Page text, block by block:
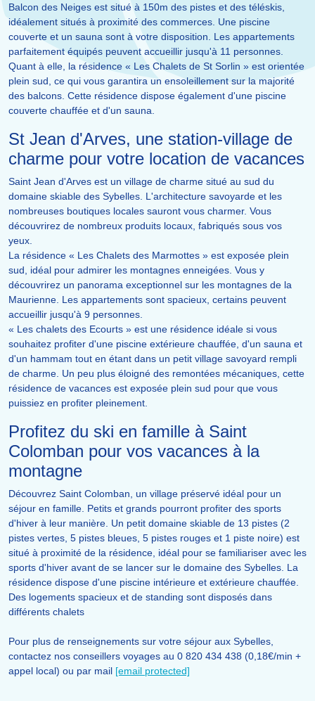
Balcon des Neiges est situé à 150m des pistes et des téléskis,
idéalement situés à proximité des commerces. Une piscine
couverte et un sauna sont à votre disposition. Les appartements
parfaitement équipés peuvent accueillir jusqu'à 11 personnes.
Quant à elle, la résidence « Les Chalets de St Sorlin » est orientée
plein sud, ce qui vous garantira un ensoleillement sur la majorité
des balcons. Cette résidence dispose également d'une piscine
couverte chauffée et d'un sauna.
St Jean d'Arves, une station-village de
charme pour votre location de vacances
Saint Jean d'Arves est un village de charme situé au sud du
domaine skiable des Sybelles. L'architecture savoyarde et les
nombreuses boutiques locales sauront vous charmer. Vous
découvrirez de nombreux produits locaux, fabriqués sous vos
yeux.
La résidence « Les Chalets des Marmottes » est exposée plein
sud, idéal pour admirer les montagnes enneigées. Vous y
découvrirez un panorama exceptionnel sur les montagnes de la
Maurienne. Les appartements sont spacieux, certains peuvent
accueillir jusqu'à 9 personnes.
« Les chalets des Ecourts » est une résidence idéale si vous
souhaitez profiter d'une piscine extérieure chauffée, d'un sauna et
d'un hammam tout en étant dans un petit village savoyard rempli
de charme. Un peu plus éloigné des remontées mécaniques, cette
résidence de vacances est exposée plein sud pour que vous
puissiez en profiter pleinement.
Profitez du ski en famille à Saint
Colomban pour vos vacances à la
montagne
Découvrez Saint Colomban, un village préservé idéal pour un
séjour en famille. Petits et grands pourront profiter des sports
d'hiver à leur manière. Un petit domaine skiable de 13 pistes (2
pistes vertes, 5 pistes bleues, 5 pistes rouges et 1 piste noire) est
situé à proximité de la résidence, idéal pour se familiariser avec les
sports d'hiver avant de se lancer sur le domaine des Sybelles. La
résidence dispose d'une piscine intérieure et extérieure chauffée.
Des logements spacieux et de standing sont disposés dans
différents chalets
Pour plus de renseignements sur votre séjour aux Sybelles,
contactez nos conseillers voyages au 0 820 434 438 (0,18€/min +
appel local) ou par mail [email protected]